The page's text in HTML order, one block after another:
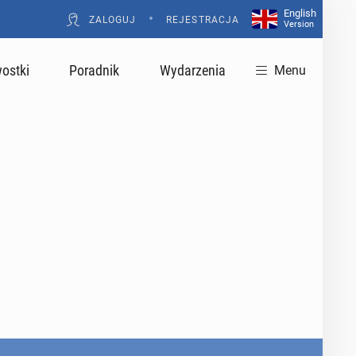
ZALOGUJ • REJESTRACJA
English
Version
Poradnik Wydarzenia Menu